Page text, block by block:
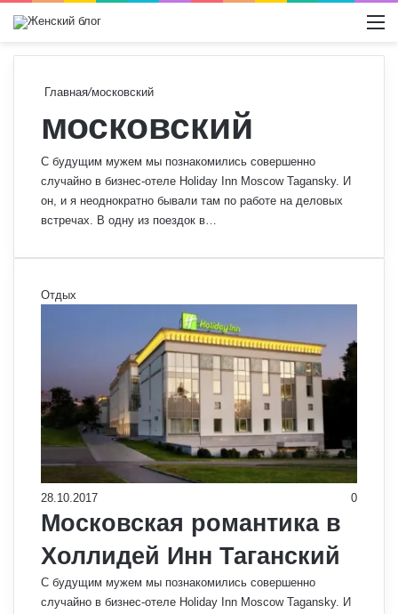
Главная/московский
московский
С будущим мужем мы познакомились совершенно
случайно в бизнес-отеле Holiday Inn Moscow Tagansky. И
он, и я неоднократно бывали там по работе на деловых
встречах. В одну из поездок в…
Отдых
28.10.2017 0
Московская романтика в
Холлидей Инн Таганский
С будущим мужем мы познакомились совершенно
случайно в бизнес-отеле Holiday Inn Moscow Tagansky. И